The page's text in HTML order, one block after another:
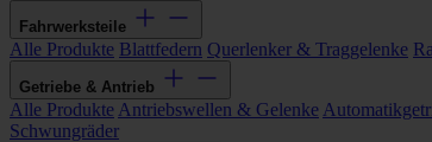
Fahrwerksteile
Alle Produkte Blattfedern Querlenker & Traggelenke
Getriebe & Antrieb
Alle Produkte Antriebswellen & Gelenke
Schwungräder